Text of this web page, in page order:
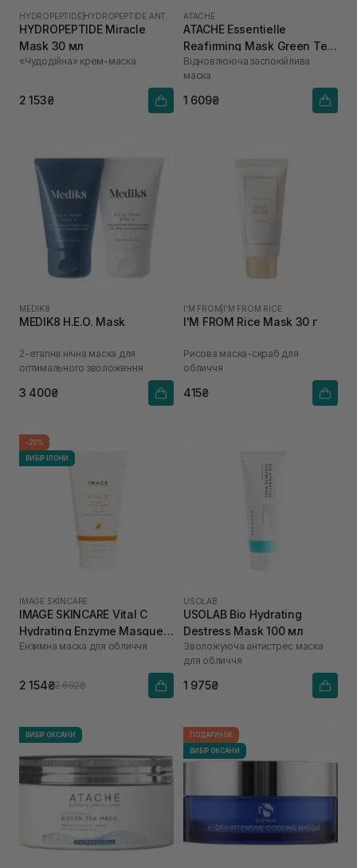
HYDROPEPTIDE
HYDROPEPTIDE Miracle
Mask 30 мл
«Чудодійна» крем-маска
2 153₴
ATACHE
ATACHE Essentielle
Reafirming Mask Green Tea
50 мл
Відновлююча заспокійлива
маска
1 609₴
MEDIK8
MEDIK8 H.E.O. Mask
2-етапна нічна маска для
оптимального зволоження
3 400₴
I'M FROM I'M FROM RICE
I'M FROM Rice Mask 30 г
Рисова маска-скраб для
обличчя
415₴
-20%
ВИБІР ІЛОНИ
IMAGE SKINCARE
IMAGE SKINCARE Vital C
Hydrating Enzyme Masque
57 г
Ензимна маска для обличчя
2 154₴2 692₴
USOLAB
USOLAB Bio Hydrating
Destress Mask 100 мл
Зволожуюча антистрес маска
для обличчя
1 975₴
ВИБІР ОКСАНИ
ПОДАРУНОК
ВИБІР ОКСАНИ